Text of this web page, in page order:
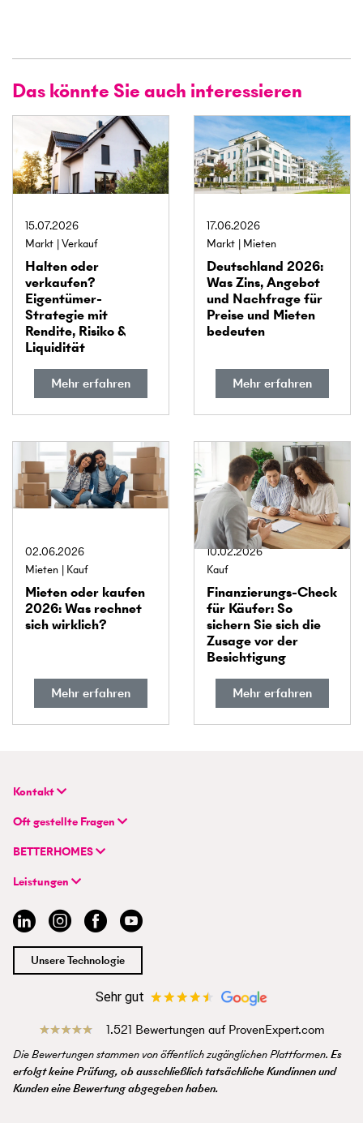
Das könnte Sie auch interessieren
15.07.2026
Markt Verkauf
Halten oder
verkaufen?
Eigentümer-
Strategie mit
Rendite, Risiko &
Liquidität
Mehr erfahren
17.06.2026
Markt Mieten
Deutschland 2026:
Was Zins, Angebot
und Nachfrage für
Preise und Mieten
bedeuten
Mehr erfahren
02.06.2026
Mieten Kauf
Mieten oder kaufen
2026: Was rechnet
sich wirklich?
Mehr erfahren
10.02.2026
Kauf
Finanzier­ungs-Check
für Käufer: So
sichern Sie sich die
Zusage vor der
Besichtigung
Mehr erfahren
Kontakt
BETTERHOMES Deutschland GmbH
Hauptsitz
Flughafenstraße 59
info@betterhomes.de
Oft gestellte Fragen
FAQ | Immobilie verkaufen/vermieten
FAQ | Einstieg für Profimakler/-innen
BETTERHOMES
Unternehmen
Hybrides Maklermodell
BETTERHOMES-Erfahrungen
Management
Jobs
Standort
Presse
Leistungen
Immobilie verkaufen/vermieten
Immobilienmakler/-in werden
Unsere Technologie
Sehr gut
1.521 Bewertungen auf ProvenExpert.com
Die Bewertungen stammen von öffentlich zugänglichen Plattformen. Es
erfolgt keine Prüfung, ob ausschließlich tatsächliche Kundinnen und
Kunden eine Bewertung abgegeben haben.